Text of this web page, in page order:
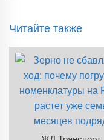
Читайте также